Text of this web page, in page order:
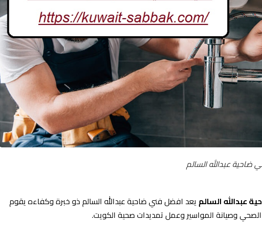
عبدالله السالم
عبدالله السالم يعد افضل فني ضاحية عبدالله السالم ذو خبرة وكفاءه يقوم
وصيانة المواسير وعمل تمديدات صحية الكويت.